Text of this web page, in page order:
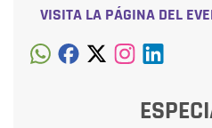
VISITA LA PÁGINA DEL